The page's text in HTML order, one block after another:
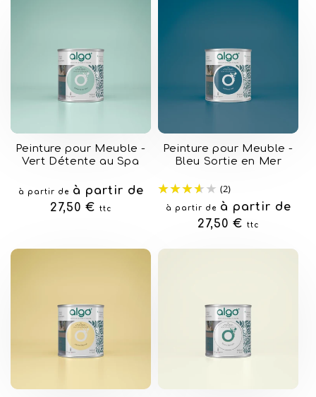
Peinture pour Meuble -
Vert Détente au Spa
Prix
habituel
à partir de
à partir de
27,50 €
ttc
Peinture pour Meuble -
Bleu Sortie en Mer
(2)
Prix
habituel
à partir de
à partir de
27,50 €
ttc